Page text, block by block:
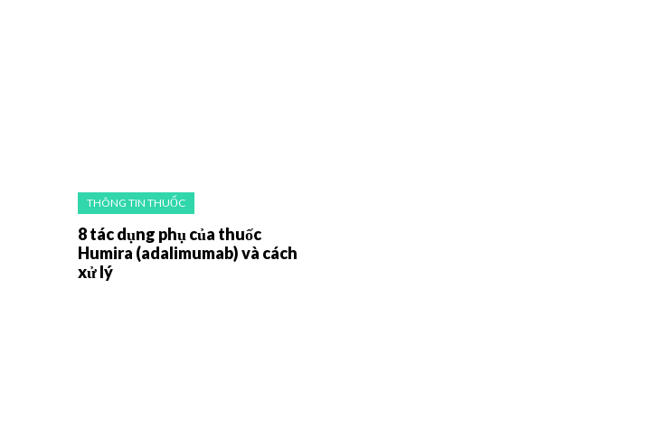
THÔNG TIN THUỐC
8 tác dụng phụ của thuốc
Humira (adalimumab) và cách
xử lý